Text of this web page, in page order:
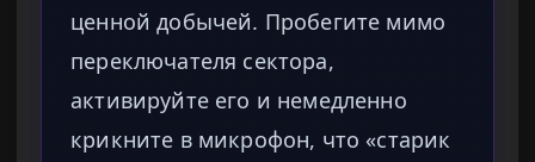
ценной добычей. Пробегите мимо
переключателя сектора,
активируйте его и немедленно
крикните в микрофон, что «старик